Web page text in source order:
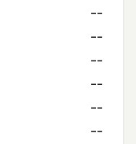
--
--
--
--
--
--